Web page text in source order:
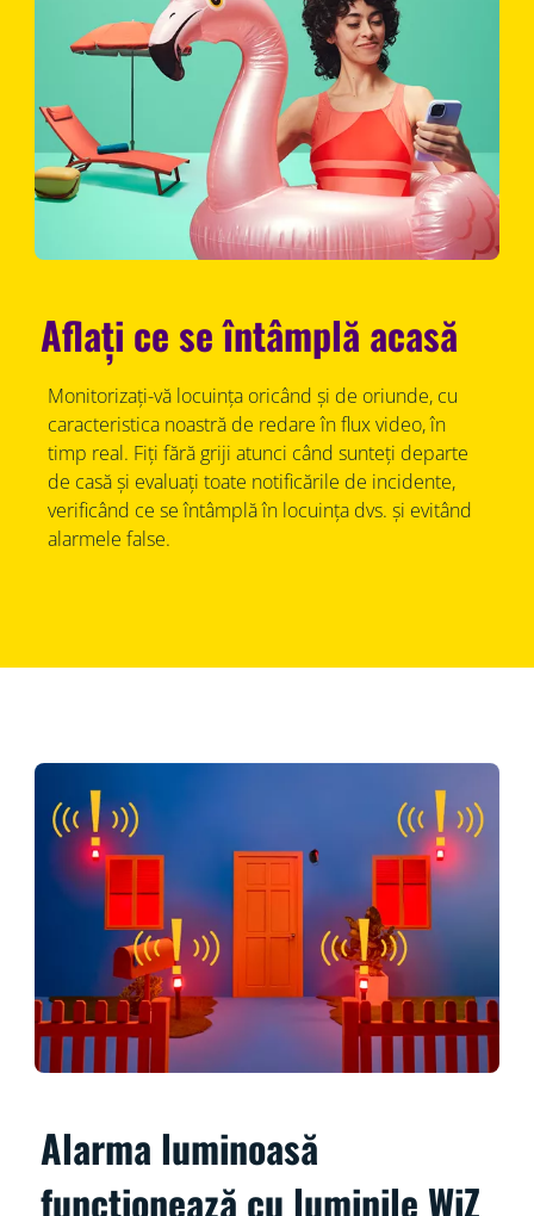
Aflați ce se întâmplă acasă
Monitorizați-vă locuința oricând și de oriunde, cu
caracteristica noastră de redare în flux video, în
timp real. Fiți fără griji atunci când sunteți departe
de casă și evaluați toate notificările de incidente,
verificând ce se întâmplă în locuința dvs. și evitând
alarmele false.
Alarma luminoasă
funcționează cu luminile WiZ